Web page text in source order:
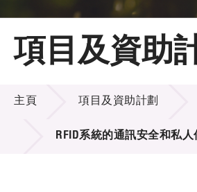
主頁
關於LSCM
技術商品化
項目及資助計劃
項目及資助
項目及資助計劃
主頁 項目及資助計劃
RFID系統的通訊安全和私